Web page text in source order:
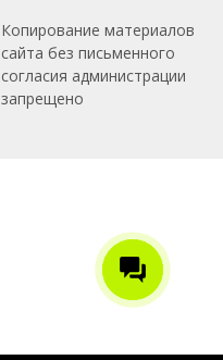
Копирование материалов
сайта без письменного
согласия администрации
запрещено